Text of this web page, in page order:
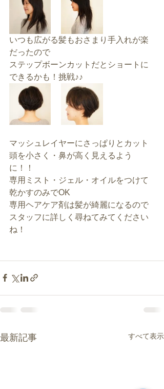
いつも広がる髪もおさまり手入れが楽
だったので
ステップボーンカットだとショートに
できるかも！挑戦♪♪
マッシュレイヤーにさっぱりとカット
頭を小さく・鼻が高く見えるよう
に！！
専用ミスト・ジェル・オイルをつけて
乾かすのみでOK
専用ヘアケア剤は髪が綺麗になるので
スタッフに詳しく尋ねてみてください
ね！
最新記事 すべて表示